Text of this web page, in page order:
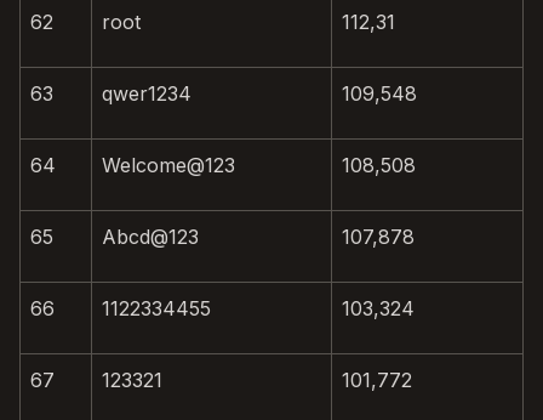
62 root 112,31
63 qwer1234 109,548
64 Welcome@123 108,508
65 Abcd@123 107,878
66 1122334455 103,324
67 123321 101,772